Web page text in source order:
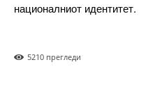
$100
националниот идентитет.
5210 прегледи